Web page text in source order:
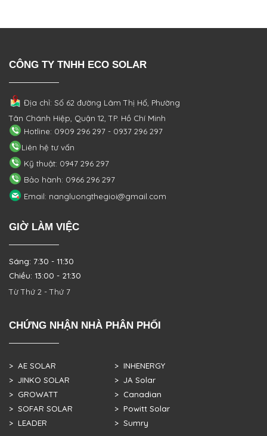
CÔNG TY TNHH ECO SOLAR
Địa chỉ: Số 62 đường Lâm Thị Hố, Phường
Tân Chánh Hiệp, Quận 12, TP. Hồ Chí Minh
Hotline: 0909 296 297 - 0937 296 297
Liên hệ tư vấn
Kỹ thuật: 0947 296 297
Bảo hành: 0966 296 297
Email: nangluongthegioi@gmail.com
GIỜ LÀM VIỆC
Sáng: 7:30 - 11:30
Chiều: 13:00 - 21:30
Từ Thứ 2 - Thứ 7
CHỨNG NHẬN NHÀ PHÂN PHỐI
> AE SOLAR
> JINKO SOLAR
> GROWATT
> SOFAR SOLAR
> LEADER
> INHENERGY
> JA Solar
> Canadian
> Powitt Solar
> Sumry